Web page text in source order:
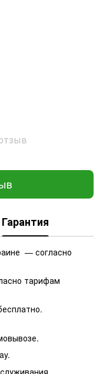
Гарантия
— согласно
тарифам